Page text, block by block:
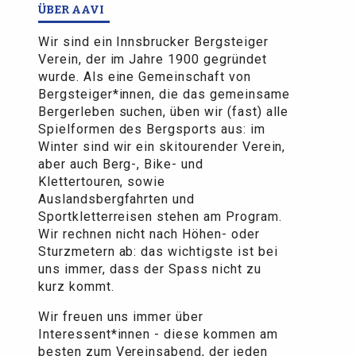
ÜBER AAVI
Wir sind ein Innsbrucker Bergsteiger
Verein, der im Jahre 1900 gegründet
wurde. Als eine Gemeinschaft von
Bergsteiger*innen, die das gemeinsame
Bergerleben suchen, üben wir (fast) alle
Spielformen des Bergsports aus: im
Winter sind wir ein skitourender Verein,
aber auch Berg-, Bike- und
Klettertouren, sowie
Auslandsbergfahrten und
Sportkletterreisen stehen am Program.
Wir rechnen nicht nach Höhen- oder
Sturzmetern ab: das wichtigste ist bei
uns immer, dass der Spass nicht zu
kurz kommt.
Wir freuen uns immer über
Interessent*innen - diese kommen am
besten zum Vereinsabend, der jeden